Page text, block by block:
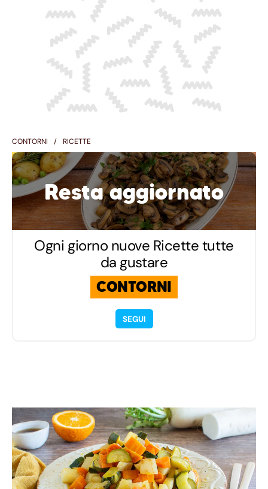
CONTORNI RICETTE
Resta aggiornato
Ogni giorno nuove Ricette tutte
da gustare
CONTORNI
SEGUI